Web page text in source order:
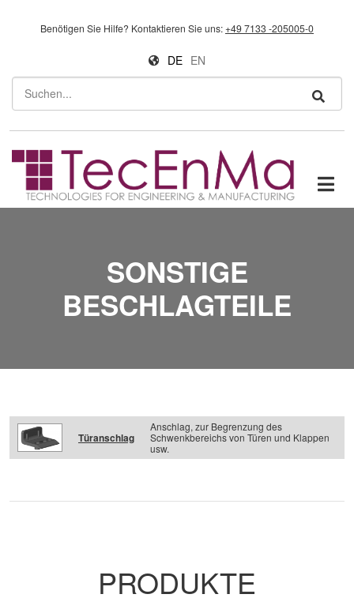
Benötigen Sie Hilfe? Kontaktieren Sie uns:+49 7133 -205005-0
DE EN
Suchen
SONSTIGE
BESCHLAGTEILE
Türanschlag
Anschlag, zur Begrenzung des
Schwenkbereichs von Türen und Klappen
usw.
PRODUKTE